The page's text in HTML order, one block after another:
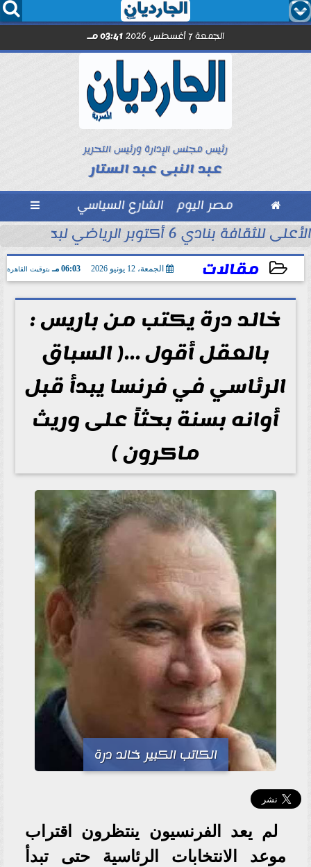
  
الجمعة 7 أغسطس 2026 03:41 مـ
رئيس مجلس الإدارة ورئيس التحرير
عبد النبى عبد الستار
 مصر اليوم الشارع السياسي 
التاريخ في...
الأعلى للثقافة بنادي 6 أكتوبر الرياضي لبحث ظاهرة العنف المجتمعي
مقالات الجمعة، 12 يونيو 2026 06:03 مـ بتوقيت القاهرة
2026-06-12 18:03:03
خالد درة يكتب ﻣﻦ باريس :
بالعقل أقول …( السباق
الرئاسي في فرنسا يبدأ قبل
أوانه بسنة بحثاً على وريث
ماكرون )
الكاتب الكبير خالد درة
لم يعد الفرنسيون ينتظرون اقتراب
موعد الانتخابات الرئاسية حتى تبدأ